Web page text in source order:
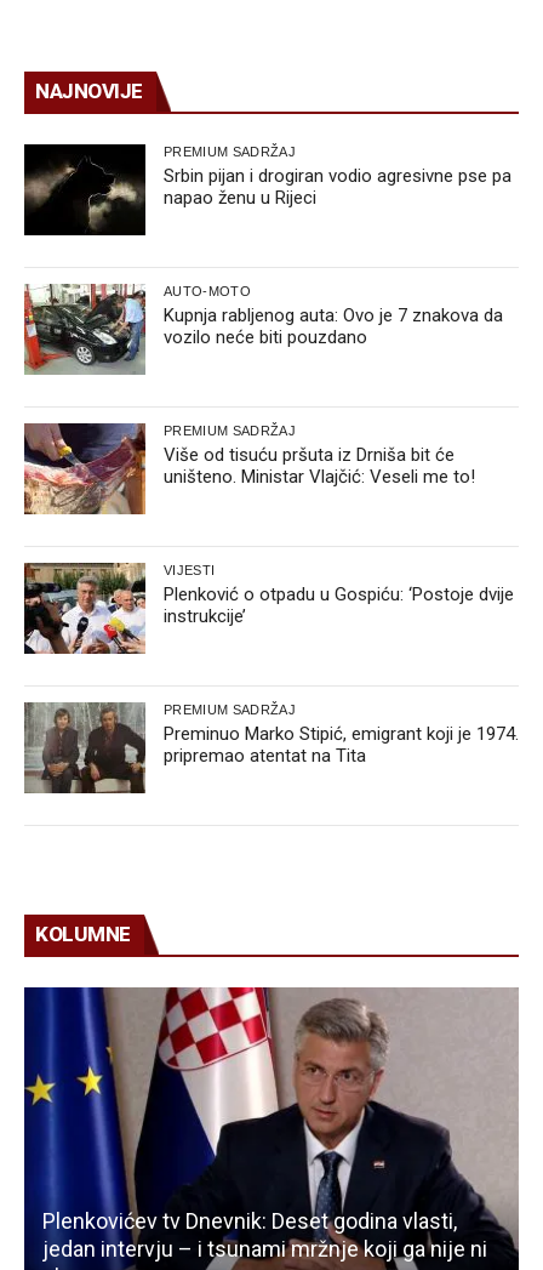
NAJNOVIJE
PREMIUM SADRŽAJ
Srbin pijan i drogiran vodio agresivne pse pa
napao ženu u Rijeci
AUTO-MOTO
Kupnja rabljenog auta: Ovo je 7 znakova da
vozilo neće biti pouzdano
PREMIUM SADRŽAJ
Više od tisuću pršuta iz Drniša bit će
uništeno. Ministar Vlajčić: Veseli me to!
VIJESTI
Plenković o otpadu u Gospiću: ‘Postoje dvije
instrukcije’
PREMIUM SADRŽAJ
Preminuo Marko Stipić, emigrant koji je 1974.
pripremao atentat na Tita
KOLUMNE
Plenkovićev tv Dnevnik: Deset godina vlasti,
jedan intervju – i tsunami mržnje koji ga nije ni